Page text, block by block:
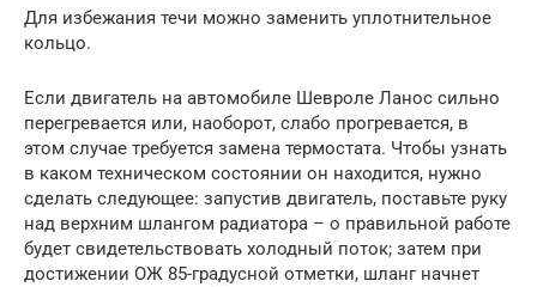
Для избежания течи можно заменить уплотнительное
кольцо.
Если двигатель на автомобиле Шевроле Ланос сильно
перегревается или, наоборот, слабо прогревается, в
этом случае требуется замена термостата. Чтобы узнать
в каком техническом состоянии он находится, нужно
сделать следующее: запустив двигатель, поставьте руку
над верхним шлангом радиатора – о правильной работе
будет свидетельствовать холодный поток; затем при
достижении ОЖ 85-градусной отметки, шланг начнет